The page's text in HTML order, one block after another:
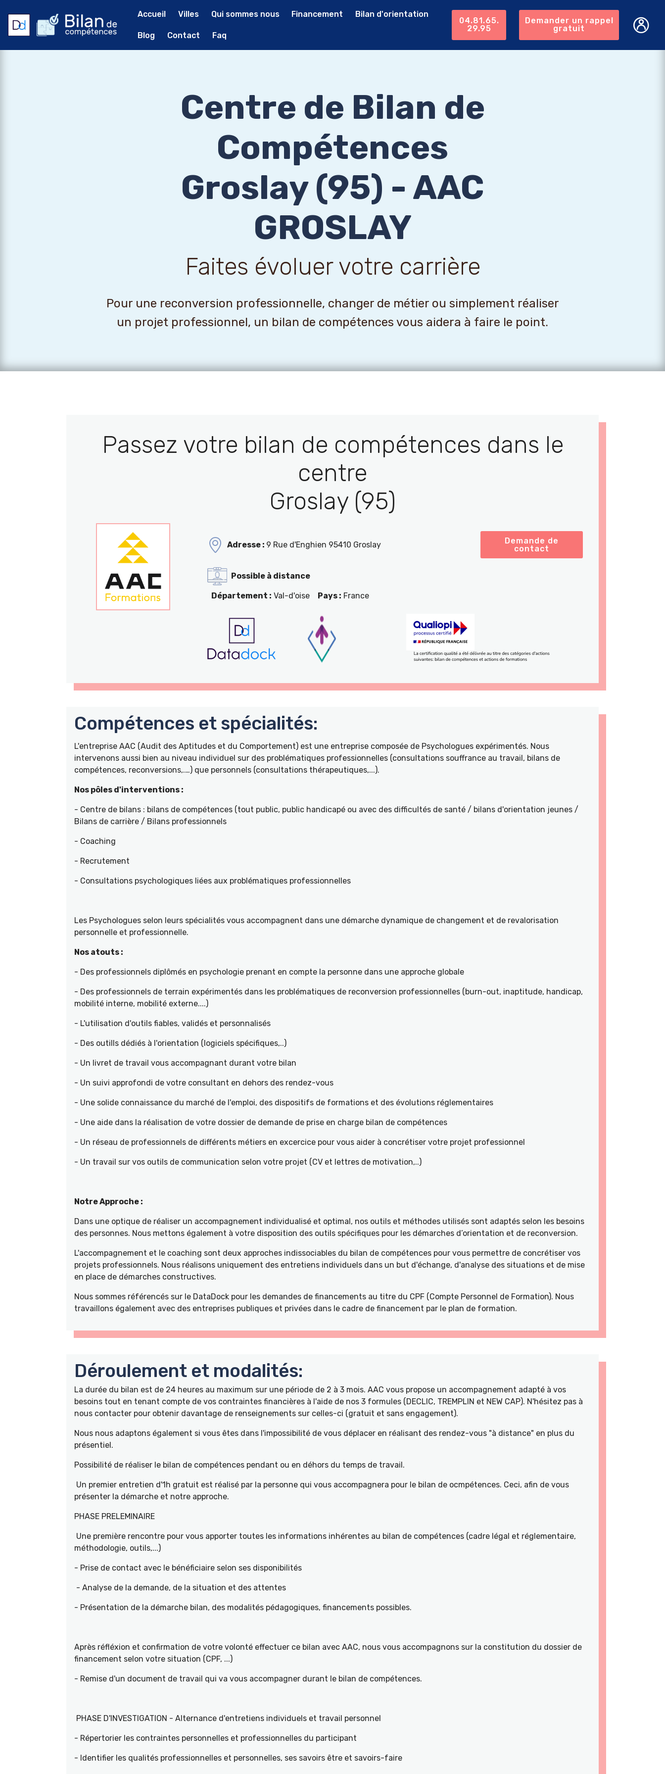
Accueil Villes Qui sommes nous Financement Bilan d'orientation
Blog Contact Faq
04.81.65.
29.95
Demander un rappel
gratuit
Centre de Bilan de
Compétences
Groslay (95) - AAC
GROSLAY
Faites évoluer votre carrière
Pour une reconversion professionnelle, changer de métier ou simplement réaliser
un projet professionnel, un bilan de compétences vous aidera à faire le point.
Passez votre bilan de compétences dans le
centre
Groslay (95)
Adresse : 9 Rue d'Enghien 95410 Groslay
Demande de
contact
Possible à distance
Département : Val-d'oise Pays : France
Compétences et spécialités:
L'entreprise AAC (Audit des Aptitudes et du Comportement) est une entreprise composée de Psychologues expérimentés. Nous
intervenons aussi bien au niveau individuel sur des problématiques professionnelles (consultations souffrance au travail, bilans de
compétences, reconversions,.…) que personnels (consultations thérapeutiques,...).
Nos pôles d'interventions :
- Centre de bilans : bilans de compétences (tout public, public handicapé ou avec des difficultés de santé / bilans d'orientation jeunes /
Bilans de carrière / Bilans professionnels
- Coaching
- Recrutement
- Consultations psychologiques liées aux problématiques professionnelles
Les Psychologues selon leurs spécialités vous accompagnent dans une démarche dynamique de changement et de revalorisation
personnelle et professionnelle.
Nos atouts :
- Des professionnels diplômés en psychologie prenant en compte la personne dans une approche globale
- Des professionnels de terrain expérimentés dans les problématiques de reconversion professionnelles (burn-out, inaptitude, handicap,
mobilité interne, mobilité externe....)
- L'utilisation d'outils fiables, validés et personnalisés
- Des outills dédiés à l'orientation (logiciels spécifiques,..)
- Un livret de travail vous accompagnant durant votre bilan
- Un suivi approfondi de votre consultant en dehors des rendez-vous
- Une solide connaissance du marché de l'emploi, des dispositifs de formations et des évolutions réglementaires
- Une aide dans la réalisation de votre dossier de demande de prise en charge bilan de compétences
- Un réseau de professionnels de différents métiers en excercice pour vous aider à concrétiser votre projet professionnel
- Un travail sur vos outils de communication selon votre projet (CV et lettres de motivation,..)
Notre Approche :
Dans une optique de réaliser un accompagnement individualisé et optimal, nos outils et méthodes utilisés sont adaptés selon les besoins
des personnes. Nous mettons également à votre disposition des outils spécifiques pour les démarches d’orientation et de reconversion.
L'accompagnement et le coaching sont deux approches indissociables du bilan de compétences pour vous permettre de concrétiser vos
projets professionnels. Nous réalisons uniquement des entretiens individuels dans un but d'échange, d'analyse des situations et de mise
en place de démarches constructives.
Nous sommes référencés sur le DataDock pour les demandes de financements au titre du CPF (Compte Personnel de Formation). Nous
travaillons également avec des entreprises publiques et privées dans le cadre de financement par le plan de formation.
Déroulement et modalités:
La durée du bilan est de 24 heures au maximum sur une période de 2 à 3 mois. AAC vous propose un accompagnement adapté à vos
besoins tout en tenant compte de vos contraintes financières à l'aide de nos 3 formules (DECLIC, TREMPLIN et NEW CAP). N'hésitez pas à
nous contacter pour obtenir davantage de renseignements sur celles-ci (gratuit et sans engagement).
Nous nous adaptons également si vous êtes dans l'impossibilité de vous déplacer en réalisant des rendez-vous "à distance" en plus du
présentiel.
Possibilité de réaliser le bilan de compétences pendant ou en déhors du temps de travail.
Un premier entretien d'1h gratuit est réalisé par la personne qui vous accompagnera pour le bilan de ocmpétences. Ceci, afin de vous
présenter la démarche et notre approche.
PHASE PRELEMINAIRE
Une première rencontre pour vous apporter toutes les informations inhérentes au bilan de compétences (cadre légal et réglementaire,
méthodologie, outils,...)
- Prise de contact avec le bénéficiaire selon ses disponibilités
- Analyse de la demande, de la situation et des attentes
- Présentation de la démarche bilan, des modalités pédagogiques, financements possibles.
Après réfléxion et confirmation de votre volonté effectuer ce bilan avec AAC, nous vous accompagnons sur la constitution du dossier de
financement selon votre situation (CPF, ...)
- Remise d'un document de travail qui va vous accompagner durant le bilan de compétences.
PHASE D'INVESTIGATION - Alternance d'entretiens individuels et travail personnel
- Répertorier les contraintes personnelles et professionnelles du participant
- Identifier les qualités professionnelles et personnelles, ses savoirs être et savoirs-faire